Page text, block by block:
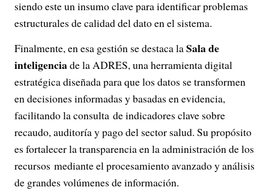
siendo este un insumo clave para identificar problemas
estructurales de calidad del dato en el sistema.
Finalmente, en esa gestión se destaca laSala de
inteligenciade la ADRES, una herramienta digital
estratégica diseñada para que los datos se transformen
en decisiones informadas y basadas en evidencia,
facilitando la consulta de indicadores clave sobre
recaudo, auditoría y pago del sector salud. Su propósito
es fortalecer la transparencia en la administración de los
recursos mediante el procesamiento avanzado y análisis
de grandes volúmenes de información.